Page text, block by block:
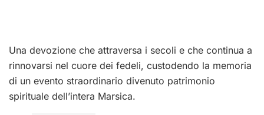
Una devozione che attraversa i secoli e che continua a
rinnovarsi nel cuore dei fedeli, custodendo la memoria
di un evento straordinario divenuto patrimonio
spirituale dell’intera Marsica.